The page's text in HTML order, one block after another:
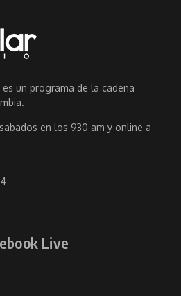
un programa de la cadena
en los 930 am y online a
Live